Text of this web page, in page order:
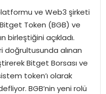
ve Web3 şirketi
Token (BGB) ve
birleştiğini açıkladı.
doğrultusunda alınan
Bitget Borsası ve
token’ı olarak
BGB’nin yeni rolü